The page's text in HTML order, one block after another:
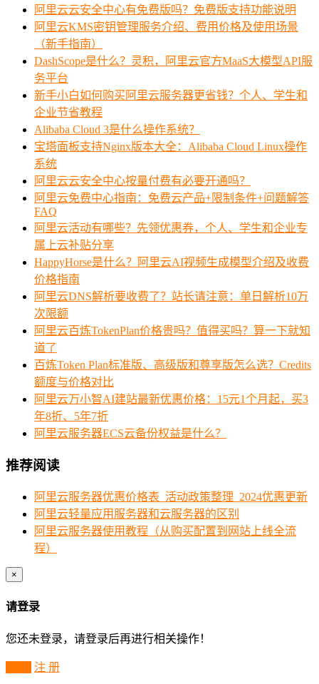
阿里云云安全中心有免费版吗？免费版支持功能说明
阿里云KMS密钥管理服务介绍、费用价格及使用场景
（新手指南）
DashScope是什么？灵积，阿里云官方MaaS大模型API服
务平台
新手小白如何购买阿里云服务器更省钱？个人、学生和
企业节省教程
Alibaba Cloud 3是什么操作系统？
宝塔面板支持Nginx版本大全：Alibaba Cloud Linux操作
系统
阿里云云安全中心按量付费有必要开通吗？
阿里云免费中心指南：免费云产品+限制条件+问题解答
FAQ
阿里云活动有哪些？先领优惠券，个人、学生和企业专
属上云补贴分享
HappyHorse是什么？阿里云AI视频生成模型介绍及收费
价格指南
阿里云DNS解析要收费了？站长请注意：单日解析10万
次限额
阿里云百炼TokenPlan价格贵吗？值得买吗？算一下就知
道了
百炼Token Plan标准版、高级版和尊享版怎么选？Credits
额度与价格对比
阿里云万小智AI建站最新优惠价格：15元1个月起，买3
年8折、5年7折
阿里云服务器ECS云备份权益是什么？
推荐阅读
阿里云服务器优惠价格表_活动政策整理_2024优惠更新
阿里云轻量应用服务器和云服务器的区别
阿里云服务器使用教程（从购买配置到网站上线全流
程）
×
请登录
您还未登录，请登录后再进行相关操作！
注 册